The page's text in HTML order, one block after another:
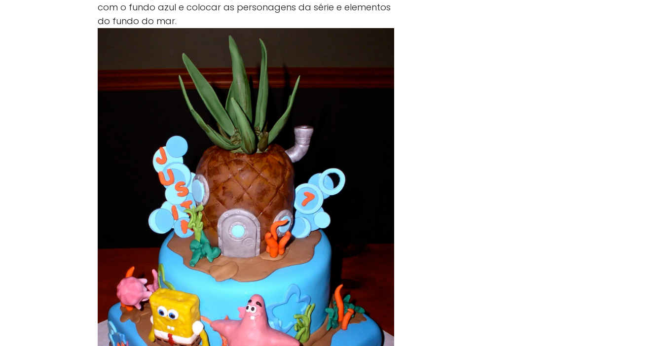
com o fundo azul e colocar as personagens da série e elementos
do fundo do mar.